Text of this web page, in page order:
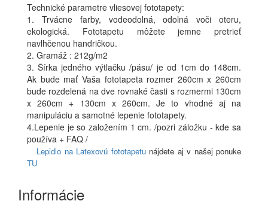
Technické parametre vliesovej fototapety:
1. Trvácne farby, vodeodolná, odolná voči oteru,
ekologická. Fototapetu môžete jemne pretrieť
navlhčenou handričkou.
2. Gramáž : 212g/m2
3. Šírka jedného výtlačku /pásu/ je od 1cm do 148cm.
Ak bude mať Vaša fototapeta rozmer 260cm x 260cm
bude rozdelená na dve rovnaké časti s rozmermi 130cm
x 260cm + 130cm x 260cm. Je to vhodné aj na
manipuláciu a samotné lepenie fototapety.
4.Lepenie je so založením 1 cm. /pozri záložku - kde sa
používa + FAQ /
Lepidlo na Latexovú fototapetunájdete aj v našej ponuke
TU
Informácie